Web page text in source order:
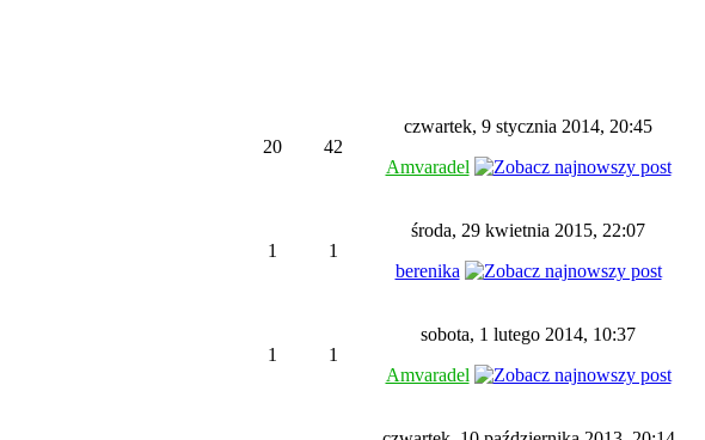
20 42
czwartek, 9 stycznia 2014, 20:45
Amvaradel
1 1
środa, 29 kwietnia 2015, 22:07
berenika
1 1
sobota, 1 lutego 2014, 10:37
Amvaradel